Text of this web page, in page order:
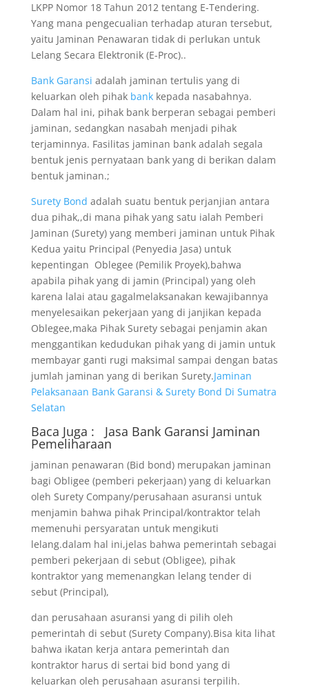
LKPP Nomor 18 Tahun 2012 tentang E-Tendering.
Yang mana pengecualian terhadap aturan tersebut,
yaitu Jaminan Penawaran tidak di perlukan untuk
Lelang Secara Elektronik (E-Proc)..
Bank Garansi adalah jaminan tertulis yang di
keluarkan oleh pihak bankkepada nasabahnya.
Dalam hal ini, pihak bank berperan sebagai pemberi
jaminan, sedangkan nasabah menjadi pihak
terjaminnya. Fasilitas jaminan bank adalah segala
bentuk jenis pernyataan bank yang di berikan dalam
bentuk jaminan.;
Surety Bond adalah suatu bentuk perjanjian antara
dua pihak,,di mana pihak yang satu ialah Pemberi
Jaminan (Surety) yang memberi jaminan untuk Pihak
Kedua yaitu Principal (Penyedia Jasa) untuk
kepentingan Oblegee (Pemilik Proyek),bahwa
apabila pihak yang di jamin (Principal) yang oleh
karena lalai atau gagalmelaksanakan kewajibannya
menyelesaikan pekerjaan yang di janjikan kepada
Oblegee,maka Pihak Surety sebagai penjamin akan
menggantikan kedudukan pihak yang di jamin untuk
membayar ganti rugi maksimal sampai dengan batas
jumlah jaminan yang di berikan Surety.Jaminan
Pelaksanaan Bank Garansi & Surety Bond Di Sumatra
Selatan
Baca Juga : Jasa Bank Garansi Jaminan
Pemeliharaan
jaminan penawaran (Bid bond) merupakan jaminan
bagi Obligee (pemberi pekerjaan) yang di keluarkan
oleh Surety Company/perusahaan asuransi untuk
menjamin bahwa pihak Principal/kontraktor telah
memenuhi persyaratan untuk mengikuti
lelang.dalam hal ini,jelas bahwa pemerintah sebagai
pemberi pekerjaan di sebut (Obligee), pihak
kontraktor yang memenangkan lelang tender di
sebut (Principal),
dan perusahaan asuransi yang di pilih oleh
pemerintah di sebut (Surety Company).Bisa kita lihat
bahwa ikatan kerja antara pemerintah dan
kontraktor harus di sertai bid bond yang di
keluarkan oleh perusahaan asuransi terpilih.